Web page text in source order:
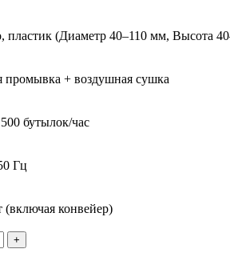
пластик (Диаметр 40–110 мм, Высота
промывка + воздушная сушка
бутылок/час
Гц
(включая конвейер)